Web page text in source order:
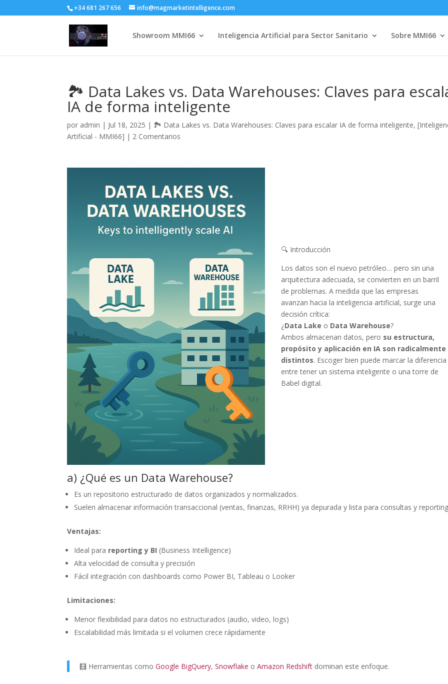
+34 681 267 656 info@magmarketintelligence.com
Showroom MMI66 Inteligencia Artificial para Sector Sanitario Sobre MMI66
🏞️ Data Lakes vs. Data Warehouses: Claves para
IA de forma inteligente
por admin | Jul 18, 2025 | 🏞️ Data Lakes vs. Data Warehouses: Claves para escalar IA de forma inteligente,
Artificial - MMI66] | 2 Comentarios
🔍 Introducción
Los datos son el nuevo petróleo… pero sin una
arquitectura adecuada, se convierten en un barril
de problemas. A medida que las empresas
avanzan hacia la inteligencia artificial, surge una
decisión crítica:
¿Data Lake o Data Warehouse?
Ambos almacenan datos, pero su estructura,
propósito y aplicación en IA son radicalmente
distintos. Escoger bien puede marcar la diferencia
entre tener un sistema inteligente o una torre de
Babel digital.
a) ¿Qué es un Data Warehouse?
Es un repositorio estructurado de datos organizados y normalizados.
Suelen almacenar información transaccional (ventas, finanzas, RRHH) ya depurada y lista para consultas y
Ventajas:
Ideal para reporting y BI (Business Intelligence)
Alta velocidad de consulta y precisión
Fácil integración con dashboards como Power BI, Tableau o Looker
Limitaciones:
Menor flexibilidad para datos no estructurados (audio, video, logs)
Escalabilidad más limitada si el volumen crece rápidamente
🧮 Herramientas comoGoogle BigQuery,Snowflake oAmazon Redshift dominan este enfoque.